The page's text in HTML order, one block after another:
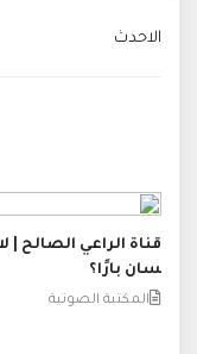
الاحدث
سان بارًا؟
المكتبة الصوتية